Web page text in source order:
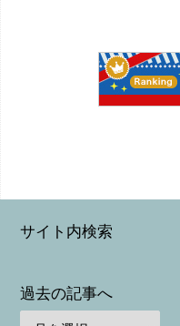
サイト内検索
過去の記事へ